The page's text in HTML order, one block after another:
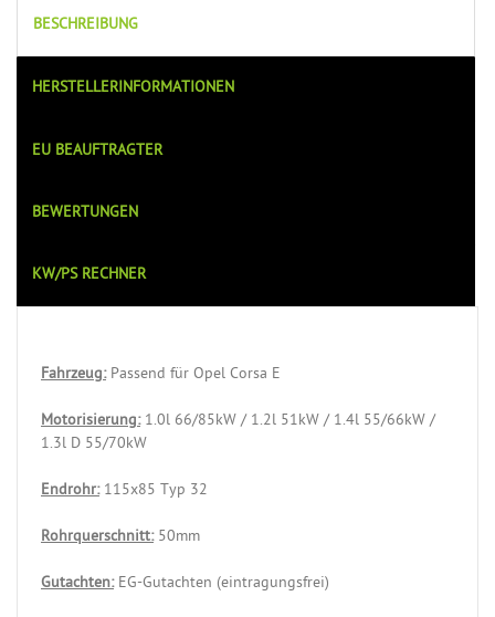
BESCHREIBUNG
HERSTELLERINFORMATIONEN
EU BEAUFTRAGTER
BEWERTUNGEN
KW/PS RECHNER
Fahrzeug:Passend für Opel Corsa E
Motorisierung:1.0l 66/85kW / 1.2l 51kW / 1.4l 55/66kW /
1.3l D 55/70kW
Endrohr:115x85 Typ 32
Rohrquerschnitt:50mm
Gutachten:EG-Gutachten (eintragungsfrei)